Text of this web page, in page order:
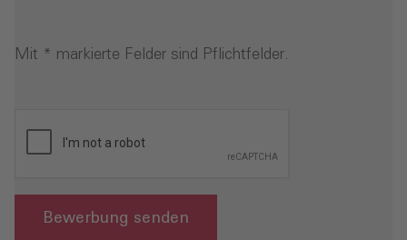
Mit * markierte Felder sind Pflichtfelder.